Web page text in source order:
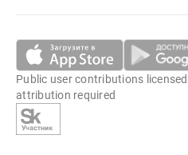
Public user contributions
attribution required